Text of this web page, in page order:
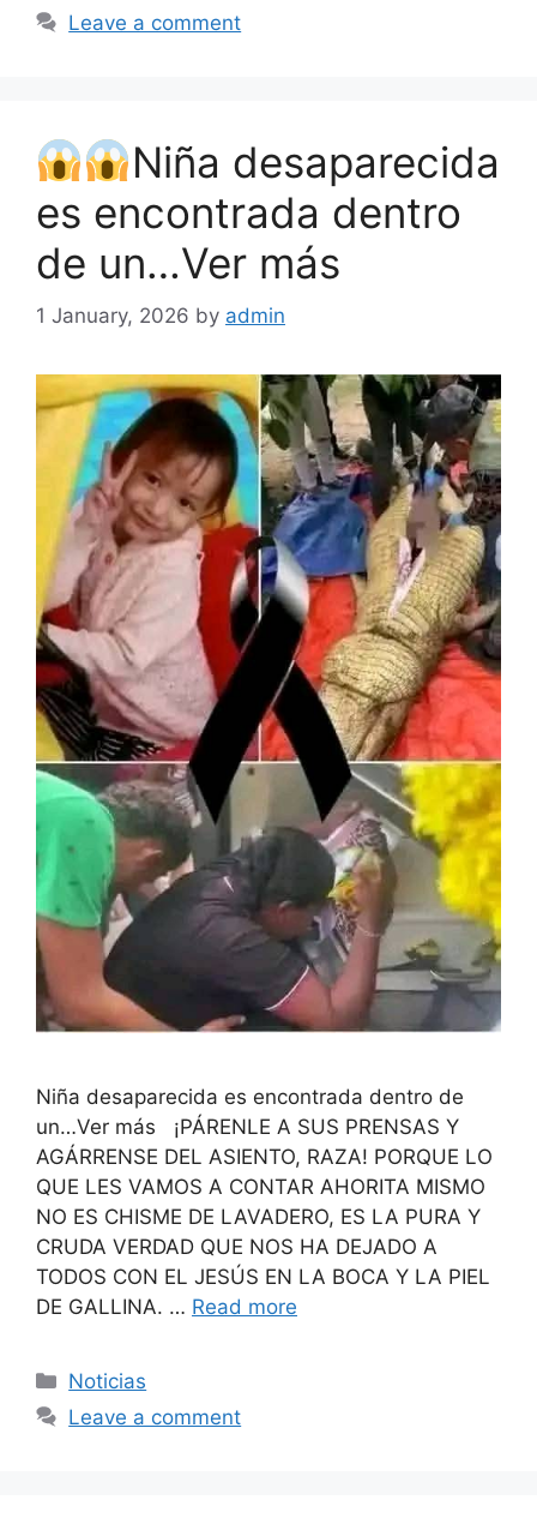
Leave a comment
Niña desaparecida
es encontrada dentro
de un…Ver más
1 January, 2026 by admin
Niña desaparecida es encontrada dentro de
un…Ver más ¡PÁRENLE A SUS PRENSAS Y
AGÁRRENSE DEL ASIENTO, RAZA! PORQUE LO
QUE LES VAMOS A CONTAR AHORITA MISMO
NO ES CHISME DE LAVADERO, ES LA PURA Y
CRUDA VERDAD QUE NOS HA DEJADO A
TODOS CON EL JESÚS EN LA BOCA Y LA PIEL
DE GALLINA. … Read more
Categories
Noticias
Leave a comment